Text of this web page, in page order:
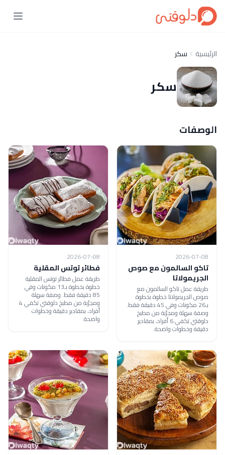
الرئيسية سكر
سكر
الوصفات
2026-07-08
تاكو السالمون مع صوص
الجريمولاتا
طريقة عمل تاكو السالمون مع
صوص الجريمولاتا خطوة بخطوة
بـ26 مكونات وفي 45 دقيقة فقط.
وصفة سهلة ومجرّبة من مطبخ
دلوقتي تكفي 6 أفراد، بمقادير
دقيقة وخطوات واضحة.
2026-07-08
فطائر توتس المقلية
طريقة عمل فطائر توتس المقلية
خطوة بخطوة بـ13 مكونات وفي
85 دقيقة فقط. وصفة سهلة
ومجرّبة من مطبخ دلوقتي تكفي 4
أفراد، بمقادير دقيقة وخطوات
واضحة.